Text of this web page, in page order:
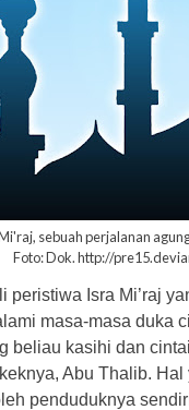
sebuah perjalanan
Foto: Dok. http://
peristiwa Isra Mi’raj
masa-masa duka
beliau kasihi dan
Abu Thalib.
penduduknya